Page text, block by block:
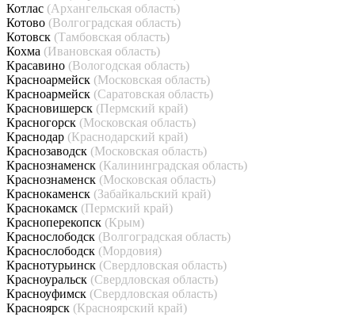
Котлас (Архангельская область)
Котово (Волгоградская область)
Котовск (Тамбовская область)
Кохма (Ивановская область)
Красавино (Вологодская область)
Красноармейск (Московская область)
Красноармейск (Саратовская область)
Красновишерск (Пермский край)
Красногорск (Московская область)
Краснодар (Краснодарский край)
Краснозаводск (Московская область)
Краснознаменск (Калининградская область)
Краснознаменск (Московская область)
Краснокаменск (Забайкальский край)
Краснокамск (Пермский край)
Красноперекопск (Крым)
Краснослободск (Волгоградская область)
Краснослободск (Мордовия)
Краснотурьинск (Свердловская область)
Красноуральск (Свердловская область)
Красноуфимск (Свердловская область)
Красноярск (Красноярский край)